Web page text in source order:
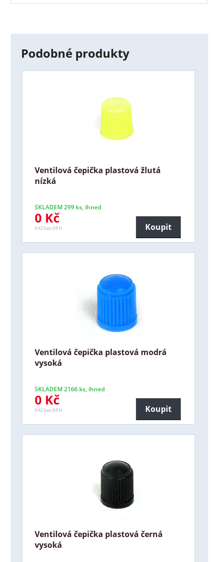
Podobné produkty
Ventilová čepička plastová žlutá
nízká
SKLADEM 299 ks, ihned
0 Kč
0 Kč bez DPH Koupit
Ventilová čepička plastová modrá
vysoká
SKLADEM 2166 ks, ihned
0 Kč
0 Kč bez DPH Koupit
Ventilová čepička plastová černá
vysoká